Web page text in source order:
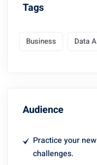
Tags
Business Data
Audience
Practice your
challenges.